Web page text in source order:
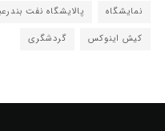
نمایشگاه
پالایشگاه نفت
کیش اینوکس
گردشگری